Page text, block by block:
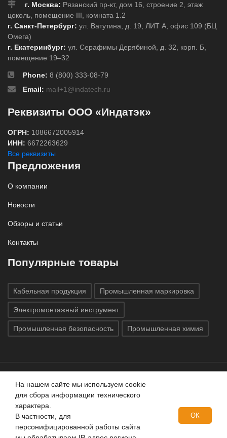
г. Москва: Рязанский пр-кт, дом 16, строение 2, этаж
цоколь, помещение III, комната 1.2
г. Санкт-Петербург: ул. Ватутина, д. 19, ЛИТ А, офис 109 (БЦ
Омега)
г. Екатеринбург: ул. Серафимы Дерябиной, д. 32, корп. Б,
помещение 19–32
Phone: 8 (800) 333-08-79
Email: mail+1@indatech.ru
Реквизиты ООО «Индатэк»
ОГРН: 1086672005914
ИНН: 6672263629
Все реквизиты
Предложения
О компании
Новости
Обзоры и статьи
Контакты
Популярные товары
Кабельная продукция Промышленная маркировка
Электромонтажный инструмент
Промышленная безопасность Промышленная химия
Все права защищены © 2020 ГК «Индатэк»
защищены.Использование материалов с сайта запрещено.
Данный сайт не является публичной офертой, определяемой
положениями статей 437 (2) ГК РФ.
На нашем сайте мы используем cookie
для сбора информации технического
характера.
В частности, для
персонифицированной работы сайта
ОК